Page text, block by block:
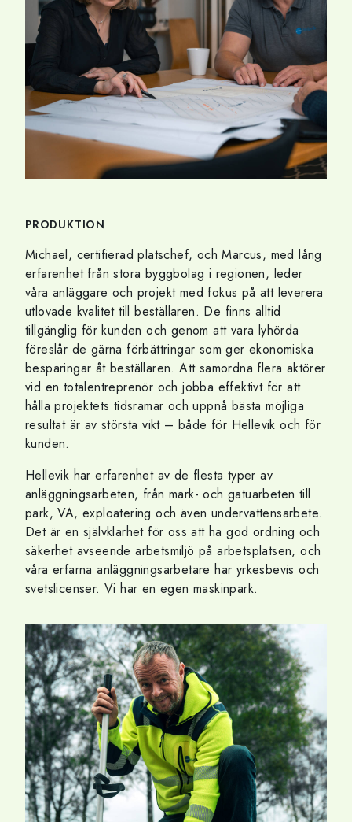
PRODUKTION
Michael, certifierad platschef, och Marcus, med lång
erfarenhet från stora byggbolag i regionen, leder
våra anläggare och projekt med fokus på att leverera
utlovade kvalitet till beställaren. De finns alltid
tillgänglig för kunden och genom att vara lyhörda
föreslår de gärna förbättringar som ger ekonomiska
besparingar åt beställaren. Att samordna flera aktörer
vid en totalentreprenör och jobba effektivt för att
hålla projektets tidsramar och uppnå bästa möjliga
resultat är av största vikt – både för Hellevik och för
kunden.
Hellevik har erfarenhet av de flesta typer av
anläggningsarbeten, från mark- och gatuarbeten till
park, VA, exploatering och även undervattensarbete.
Det är en självklarhet för oss att ha god ordning och
säkerhet avseende arbetsmiljö på arbetsplatsen, och
våra erfarna anläggningsarbetare har yrkesbevis och
svetslicenser. Vi har en egen maskinpark.